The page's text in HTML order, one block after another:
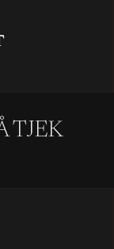
TJEK